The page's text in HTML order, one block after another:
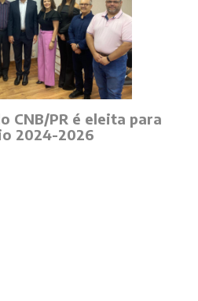
CNB/PR é eleita para
2024-2026